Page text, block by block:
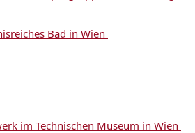
Bad in Wien
im Technischen Museum in Wien